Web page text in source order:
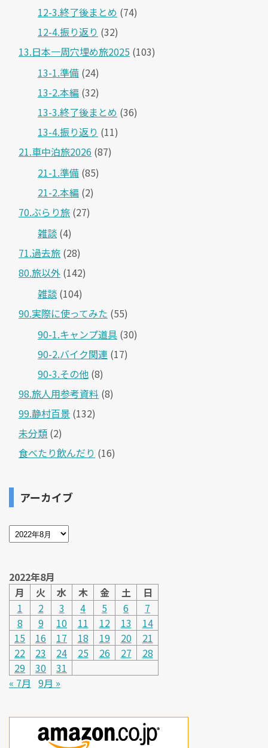
12-3.終了後まとめ (74)
12-4.振り返り (32)
13.日本一周穴埋め旅2025 (103)
13-1.準備 (24)
13-2.本編 (32)
13-3.終了後まとめ (36)
13-4.振り返り (11)
21.車中泊旅2026 (87)
21-1.準備 (85)
21-2.本編 (2)
70.ぶらり旅 (27)
雑談 (4)
71.過去旅 (28)
80.旅以外 (142)
雑談 (104)
90.実際に使ってみた (55)
90-1.キャンプ道具 (30)
90-2.バイク関連 (17)
90-3.その他 (8)
98.旅人用参考資料 (8)
99.静村百景 (132)
未分類 (2)
食べたり飲んだり (16)
アーカイブ
2022年8月
月
火 水 木 金 土
日
1
2 3 4 5 6
7
8
9 10 11 12 13
14
15
16 17 18 19 20
21
22
23 24 25 26 27
28
29
30
31
« 7月 9月 »